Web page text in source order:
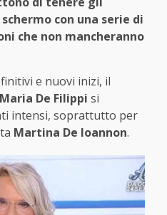
con una serie di
che non mancheranno
e nuovi inizi, il
Maria De Filippi si
intensi, soprattutto per
Martina De Ioannon.